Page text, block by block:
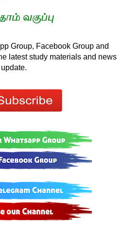
Group, Facebook Group and
latest study materials and news
update.